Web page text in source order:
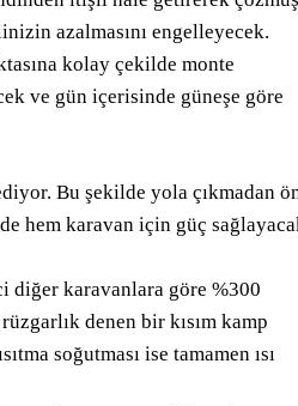
azalmasını engelleyecek.
kolay çekilde monte
ve gün içerisinde güneşe göre
Bu şekilde yola çıkmadan
hem karavan için güç
diğer karavanlara göre %300
denen bir kısım kamp
soğutması ise tamamen ısı